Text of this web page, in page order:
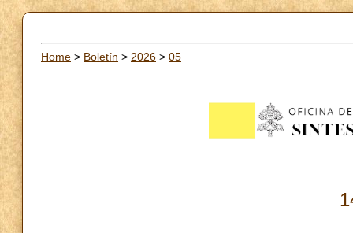
Home > Boletín > 2026 > 05